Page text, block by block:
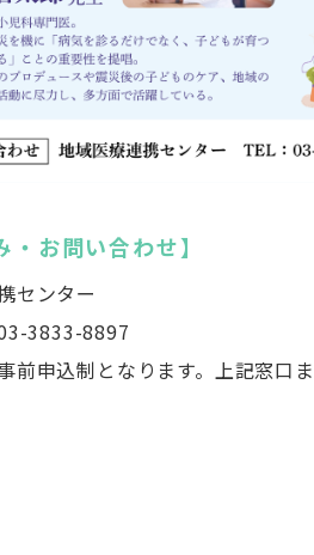
・お問い合わせ】
センター
3833-8897
前申込制となります。上記窓口ま